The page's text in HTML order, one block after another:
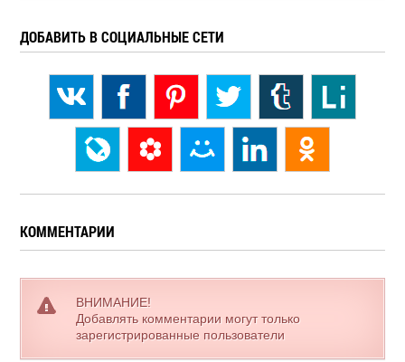
ДОБАВИТЬ В СОЦИАЛЬНЫЕ СЕТИ
КОММЕНТАРИИ
ВНИМАНИЕ!
Добавлять комментарии могут только
зарегистрированные пользователи